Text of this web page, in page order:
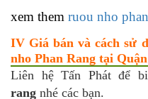
xem them ruou nho
IV Giá bán và cách sử
nho Phan Rang tại
Liên hệ Tấn Phát để
rang nhé các bạn.